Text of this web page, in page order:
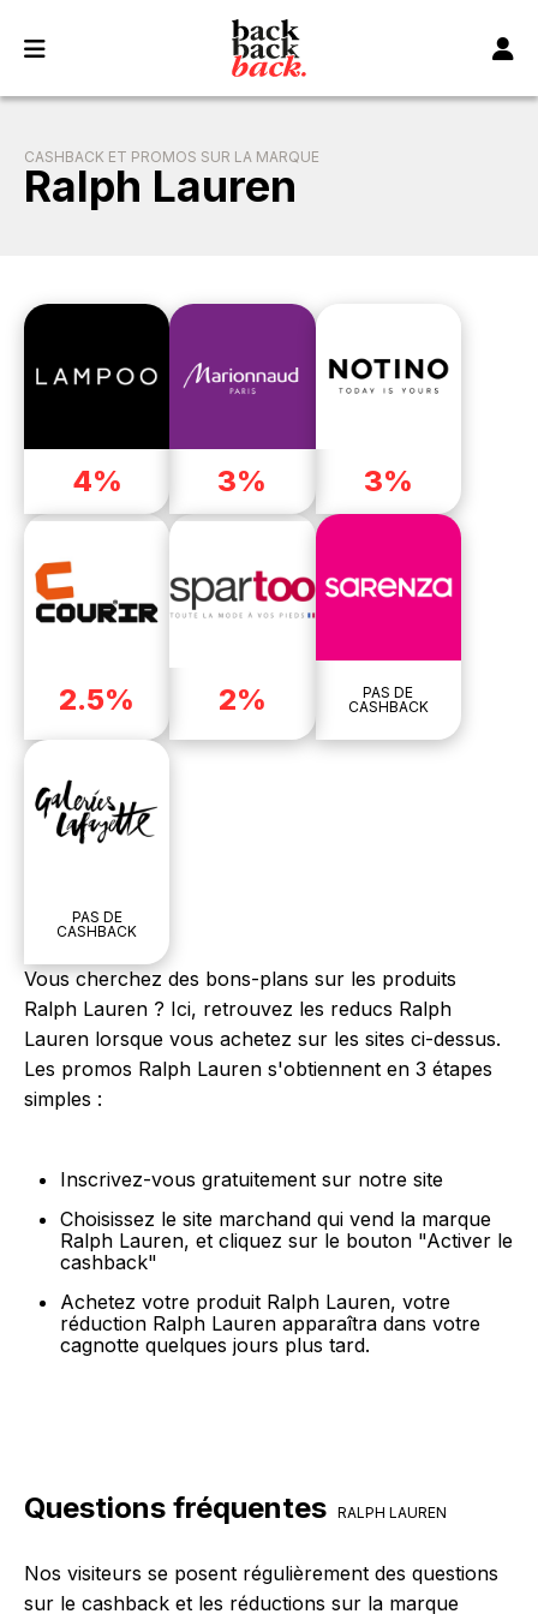
CASHBACK ET PROMOS SUR LA MARQUE
Ralph Lauren
4% 3% 3%
2.5% 2%
PAS DE
CASHBACK
PAS DE
CASHBACK
Vous cherchez des bons-plans sur les produits
Ralph Lauren ? Ici, retrouvez les reducs Ralph
Lauren lorsque vous achetez sur les sites ci-dessus.
Les promos Ralph Lauren s'obtiennent en 3 étapes
simples :
Inscrivez-vous gratuitement sur notre site
Choisissez le site marchand qui vend la marque
Ralph Lauren, et cliquez sur le bouton "Activer le
cashback"
Achetez votre produit Ralph Lauren, votre
réduction Ralph Lauren apparaîtra dans votre
cagnotte quelques jours plus tard.
Questions fréquentes RALPH LAUREN
Nos visiteurs se posent régulièrement des questions
sur le cashback et les réductions sur la marque